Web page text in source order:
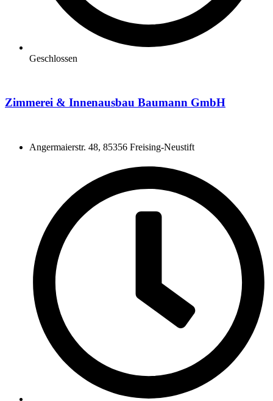
Geschlossen
Zimmerei & Innenausbau Baumann GmbH
Angermaierstr. 48, 85356 Freising-Neustift